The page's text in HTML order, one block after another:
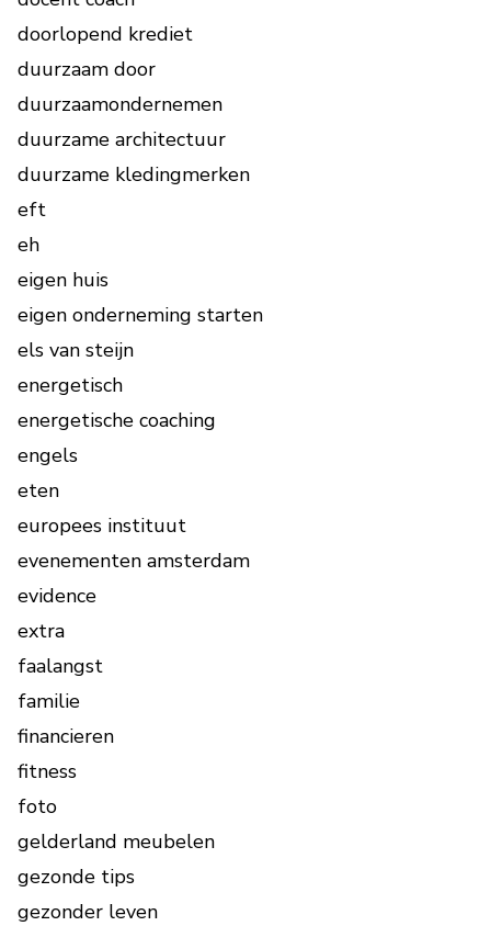
doorlopend krediet
duurzaam door
duurzaamondernemen
duurzame architectuur
duurzame kledingmerken
eft
eh
eigen huis
eigen onderneming starten
els van steijn
energetisch
energetische coaching
engels
eten
europees instituut
evenementen amsterdam
evidence
extra
faalangst
familie
financieren
fitness
foto
gelderland meubelen
gezonde tips
gezonder leven